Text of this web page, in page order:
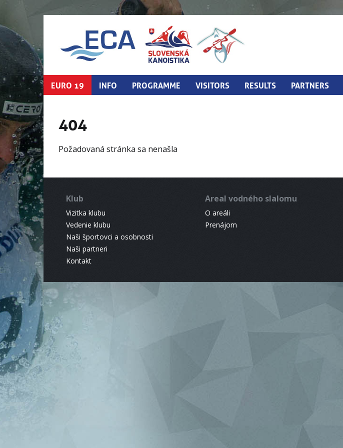
EURO 19 INFO PROGRAMME VISITORS RESULTS PARTNERS
404
Požadovaná stránka sa nenašla
Klub
Vizitka klubu
Vedenie klubu
Naši športovci a osobnosti
Naši partneri
Kontakt
Areal vodného slalomu
O areáli
Prenájom